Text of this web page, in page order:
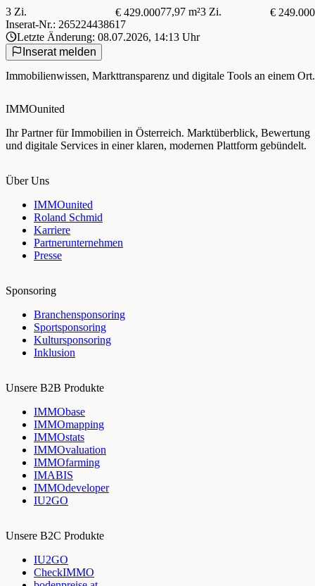
3 Zi.
€ 429.00077,97 m²3 Zi.
€ 249.000
Inserat-Nr.: 265224438617
Letzte Änderung: 08.07.2026, 14:13 Uhr
Inserat melden
Immobilienwissen, Markttransparenz und digitale Tools an einem Ort.
IMMOunited
Ihr Partner für Immobilien in Österreich. Marktüberblick, Bewertung
und digitale Services in einer klaren, modernen Plattform gebündelt.
Über Uns
IMMOunited
Roland Schmid
Karriere
Partnerunternehmen
Presse
Sponsoring
Branchensponsoring
Sportsponsoring
Kultursponsoring
Inklusion
Unsere B2B Produkte
IMMObase
IMMOmapping
IMMOstats
IMMOvaluation
IMMOfarming
IMABIS
IMMOdeveloper
IU2GO
Unsere B2C Produkte
IU2GO
CheckIMMO